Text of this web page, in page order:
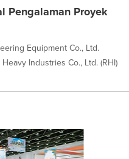
Pengalaman Proyek
Equipment Co., Ltd.
Industries Co., Ltd. (RHI)